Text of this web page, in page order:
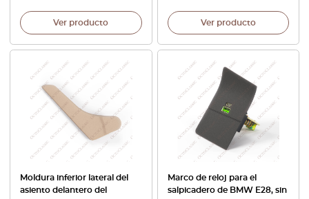
Ver producto Ver producto
Moldura inferior lateral del
asiento delantero del
Marco de reloj para el
salpicadero de BMW E28, sin